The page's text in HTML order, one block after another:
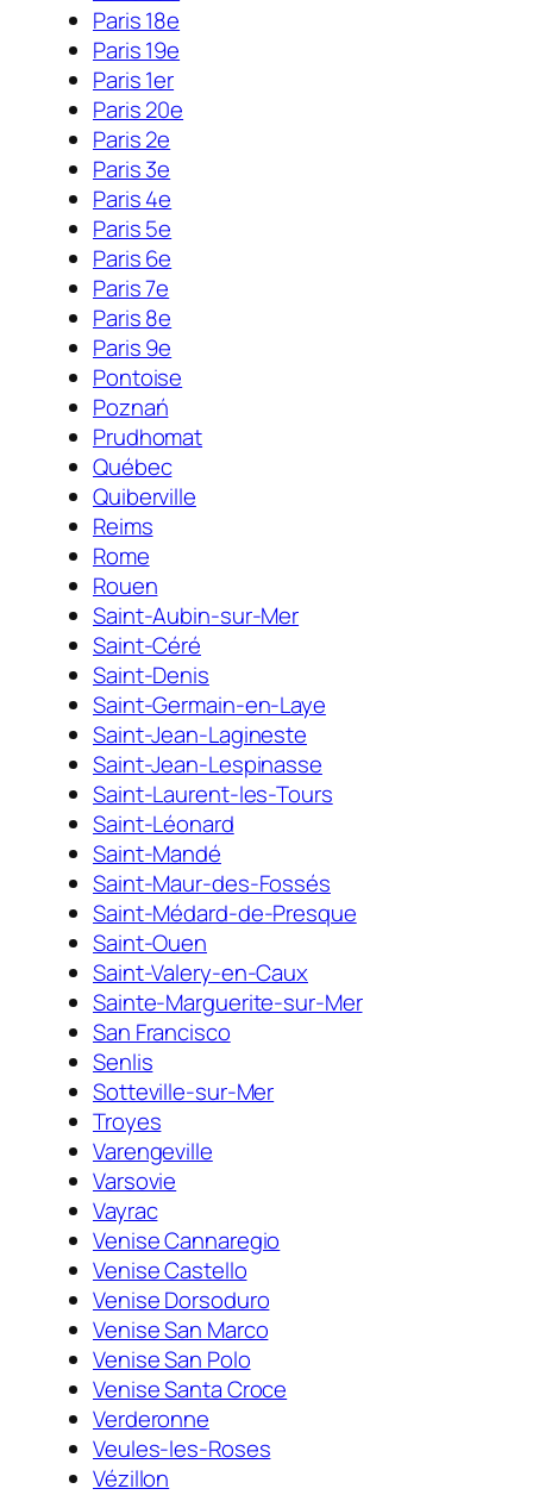
Paris 18e
Paris 19e
Paris 1er
Paris 20e
Paris 2e
Paris 3e
Paris 4e
Paris 5e
Paris 6e
Paris 7e
Paris 8e
Paris 9e
Pontoise
Poznań
Prudhomat
Québec
Quiberville
Reims
Rome
Rouen
Saint-Aubin-sur-Mer
Saint-Céré
Saint-Denis
Saint-Germain-en-Laye
Saint-Jean-Lagineste
Saint-Jean-Lespinasse
Saint-Laurent-les-Tours
Saint-Léonard
Saint-Mandé
Saint-Maur-des-Fossés
Saint-Médard-de-Presque
Saint-Ouen
Saint-Valery-en-Caux
Sainte-Marguerite-sur-Mer
San Francisco
Senlis
Sotteville-sur-Mer
Troyes
Varengeville
Varsovie
Vayrac
Venise Cannaregio
Venise Castello
Venise Dorsoduro
Venise San Marco
Venise San Polo
Venise Santa Croce
Verderonne
Veules-les-Roses
Vézillon